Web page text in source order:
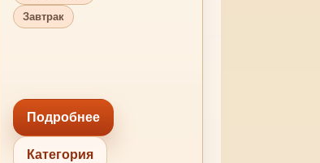
Завтрак
Подробнее
Категория